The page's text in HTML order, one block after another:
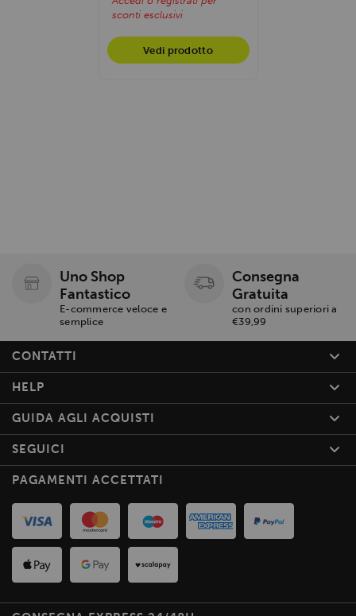
sconti esclusivi
Vedi prodotto
Uno Shop
Fantastico
E-commerce veloce e
semplice
Consegna
Gratuita
con ordini superiori a
€39,99
CONTATTI
HELP
GUIDA AGLI ACQUISTI
SEGUICI
PAGAMENTI ACCETTATI